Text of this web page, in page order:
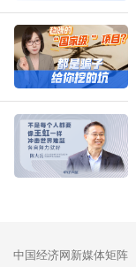
中国经济网新媒体矩阵